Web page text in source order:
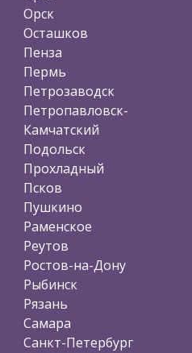
Орск
Осташков
Пенза
Пермь
Петрозаводск
Петропавловск-
Камчатский
Подольск
Прохладный
Псков
Пушкино
Раменское
Реутов
Ростов-на-Дону
Рыбинск
Рязань
Самара
Санкт-Петербург